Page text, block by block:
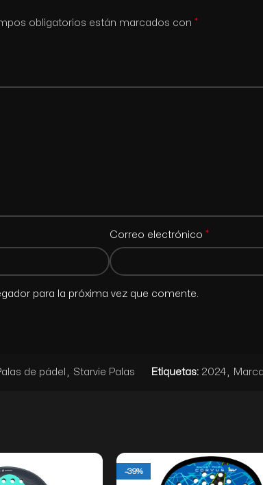
obligatorios están marcados con *
Correo electrónico *
para la próxima vez que comente.
de pádel , Starvie Palas Etiquetas: 2024,
-39%